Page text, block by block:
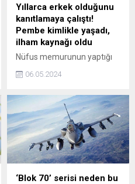
Yıllarca erkek olduğunu
kanıtlamaya çalıştı!
Pembe kimlikle yaşadı,
ilham kaynağı oldu
Nüfus memurunun yaptığı
pembe kimlikle yaşayan
hikayesi beyaz perdeye
ilham kaynağı oldu.
06.05.2024
‘Blok 70’ serisi neden bu